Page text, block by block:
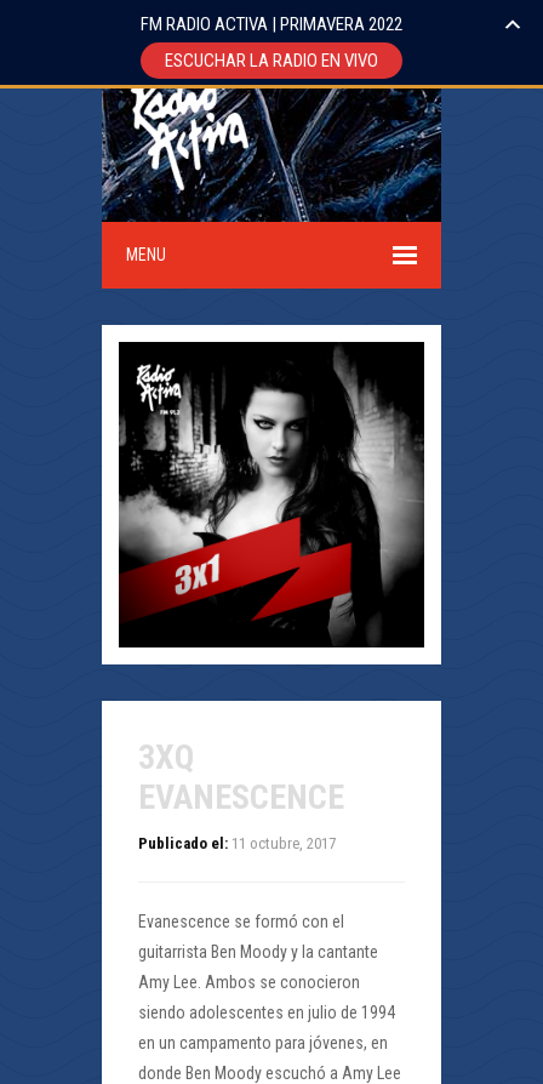
MENU
3XQ
EVANESCENCE
Publicado el: 11 octubre, 2017
Evanescence se formó con el
guitarrista Ben Moody y la cantante
Amy Lee. Ambos se conocieron
siendo adolescentes en julio de 1994
en un campamento para jóvenes, en
donde Ben Moody escuchó a Amy Lee
FM RADIO ACTIVA | PRIMAVERA 2022
ESCUCHAR LA RADIO EN VIVO